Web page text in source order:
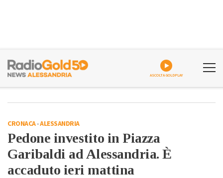
ASCOLTA GOLDPLAY
CRONACA-ALESSANDRIA
Pedone investito in Piazza
Garibaldi ad Alessandria. È
accaduto ieri mattina